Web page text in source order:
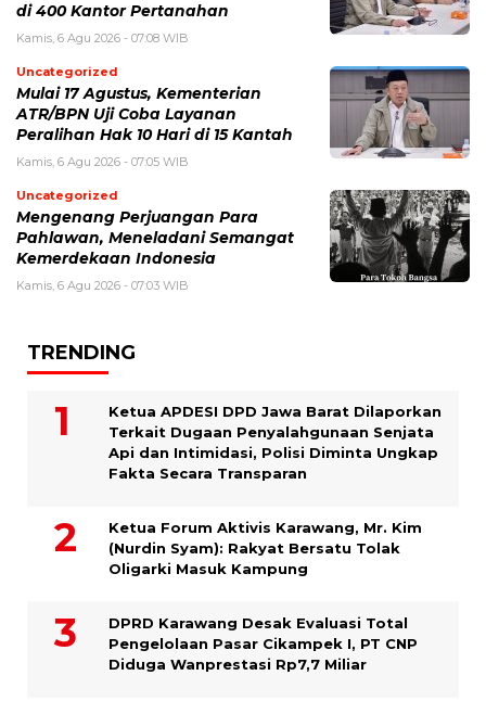
di 400 Kantor Pertanahan
Kamis, 6 Agu 2026 - 07:08 WIB
Uncategorized
Mulai 17 Agustus, Kementerian
ATR/BPN Uji Coba Layanan
Peralihan Hak 10 Hari di 15 Kantah
Kamis, 6 Agu 2026 - 07:05 WIB
Uncategorized
Mengenang Perjuangan Para
Pahlawan, Meneladani Semangat
Kemerdekaan Indonesia
Kamis, 6 Agu 2026 - 07:03 WIB
TRENDING
Ketua APDESI DPD Jawa Barat Dilaporkan
Terkait Dugaan Penyalahgunaan Senjata
Api dan Intimidasi, Polisi Diminta Ungkap
Fakta Secara Transparan
Ketua Forum Aktivis Karawang, Mr. Kim
(Nurdin Syam): Rakyat Bersatu Tolak
Oligarki Masuk Kampung
DPRD Karawang Desak Evaluasi Total
Pengelolaan Pasar Cikampek I, PT CNP
Diduga Wanprestasi Rp7,7 Miliar